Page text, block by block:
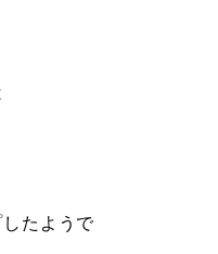
たようで